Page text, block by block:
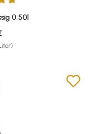
4.76 von 5 Sternen
0,50l
Preis: